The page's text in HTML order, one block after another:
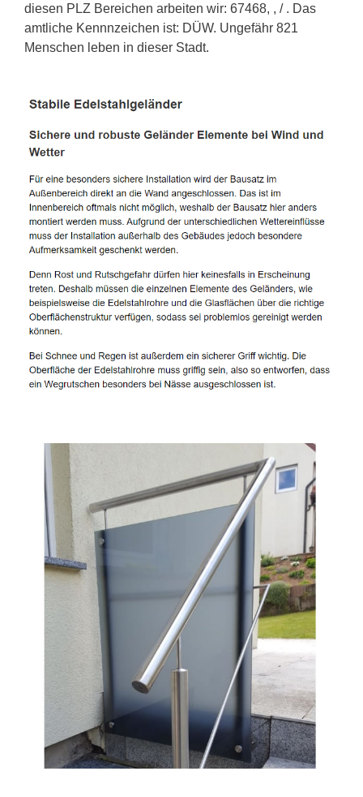
diesen PLZ Bereichen arbeiten wir: 67468, , / . Das
amtliche Kennnzeichen ist: DÜW. Ungefähr 821
Menschen leben in dieser Stadt.